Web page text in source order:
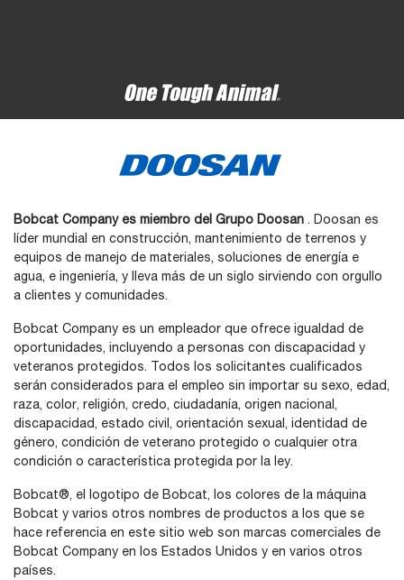
Bobcat Company es miembro del Grupo Doosan . Doosan es
líder mundial en construcción, mantenimiento de terrenos y
equipos de manejo de materiales, soluciones de energía e
agua, e ingeniería, y lleva más de un siglo sirviendo con orgullo
a clientes y comunidades.
Bobcat Company es un empleador que ofrece igualdad de
oportunidades, incluyendo a personas con discapacidad y
veteranos protegidos. Todos los solicitantes cualificados
serán considerados para el empleo sin importar su sexo, edad,
raza, color, religión, credo, ciudadanía, origen nacional,
discapacidad, estado civil, orientación sexual, identidad de
género, condición de veterano protegido o cualquier otra
condición o característica protegida por la ley.
Bobcat®, el logotipo de Bobcat, los colores de la máquina
Bobcat y varios otros nombres de productos a los que se
hace referencia en este sitio web son marcas comerciales de
Bobcat Company en los Estados Unidos y en varios otros
países.